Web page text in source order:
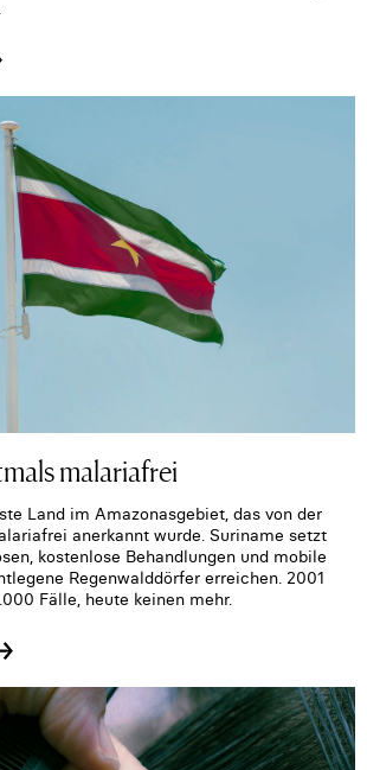
malariafrei
Land im Amazonasgebiet, das von der
anerkannt wurde. Suriname setzt
kostenlose Behandlungen und mobile
Regenwalddörfer erreichen. 2001
Fälle, heute keinen mehr.